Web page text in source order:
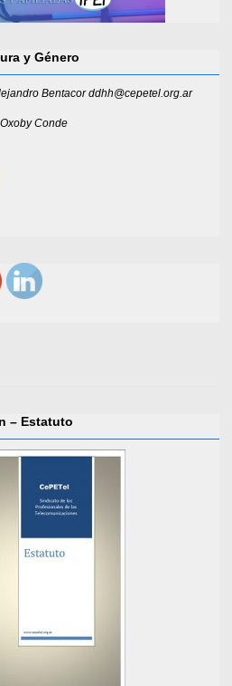
y Género
Bentacor ddhh@cepetel.org.ar
Conde
– Estatuto